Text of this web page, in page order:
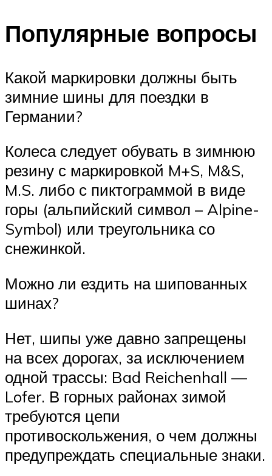
Популярные вопросы
Какой маркировки должны быть
зимние шины для поездки в
Германии?
Колеса следует обувать в зимнюю
резину с маркировкой M+S, M&S,
M.S. либо с пиктограммой в виде
горы (альпийский символ – Alpine-
Symbol) или треугольника со
снежинкой.
Можно ли ездить на шипованных
шинах?
Нет, шипы уже давно запрещены
на всех дорогах, за исключением
одной трассы: Bad Reichenhall —
Lofer. В горных районах зимой
требуются цепи
противоскольжения, о чем должны
предупреждать специальные знаки.